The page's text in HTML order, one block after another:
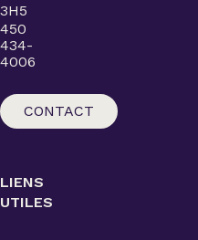
3H5
450
434-
4006
CONTACT
LIENS
UTILES